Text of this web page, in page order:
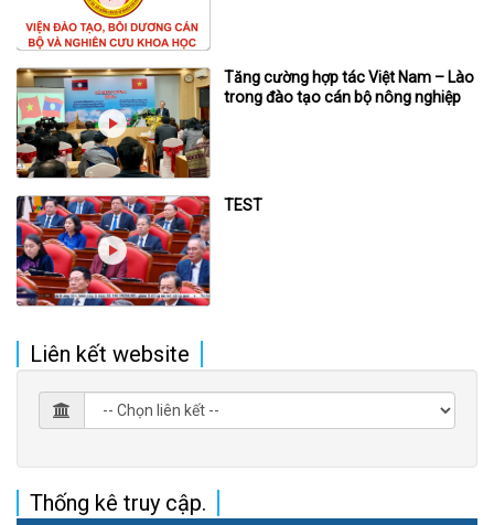
Tăng cường hợp tác Việt Nam – Lào
trong đào tạo cán bộ nông nghiệp
TEST
Liên kết website
Thống kê truy cập.